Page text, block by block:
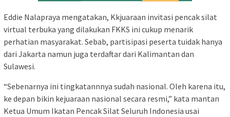
Eddie Nalapraya mengatakan, Kkjuaraan invitasi pencak silat
virtual terbuka yang dilakukan FKKS ini cukup menarik
perhatian masyarakat. Sebab, partisipasi peserta tuidak hanya
dari Jakarta namun juga terdaftar dari Kalimantan dan
Sulawesi.
“Sebenarnya ini tingkatannnya sudah nasional. Oleh karena itu,
ke depan bikin kejuaraan nasional secara resmi,” kata mantan
Ketua Umum Ikatan Pencak Silat Seluruh Indonesia usai